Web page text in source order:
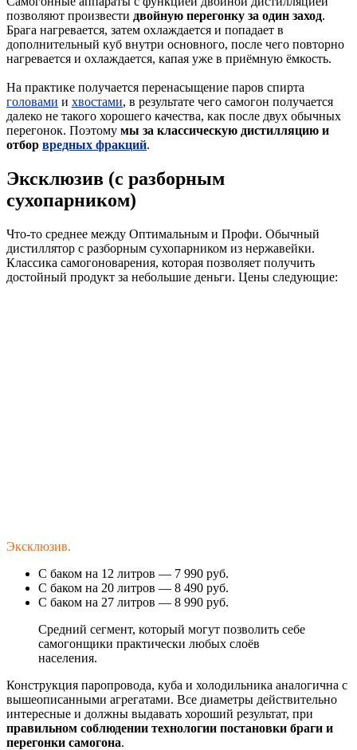
позволяют произвести двойную перегонку за один заход.
Брага нагревается, затем охлаждается и попадает в
дополнительный куб внутри основного, после чего повторно
нагревается и охлаждается, капая уже в приёмную ёмкость.
На практике получается перенасыщение паров спирта
головами и хвостами, в результате чего самогон получается
далеко не такого хорошего качества, как после двух обычных
перегонок. Поэтому мы за классическую дистилляцию и
отбор вредных фракций.
Эксклюзив (с разборным
сухопарником)
Что-то среднее между Оптимальным и Профи. Обычный
дистиллятор с разборным сухопарником из нержавейки.
Классика самогоноварения, которая позволяет получить
достойный продукт за небольшие деньги. Цены следующие:
Эксклюзив.
С баком на 12 литров — 7 990 руб.
С баком на 20 литров — 8 490 руб.
С баком на 27 литров — 8 990 руб.
Средний сегмент, который могут позволить себе
самогонщики практически любых слоёв
населения.
Конструкция паропровода, куба и холодильника аналогична с
вышеописанными агрегатами. Все диаметры действительно
интересные и должны выдавать хороший результат, при
правильном соблюдении технологии постановки браги и
перегонки самогона.